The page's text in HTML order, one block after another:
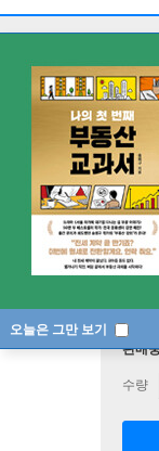
오늘은 그만 보기
판매
수량